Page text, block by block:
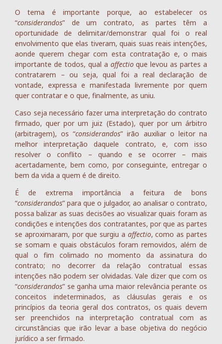
O tema é importante porque, ao estabelecer os
“considerandos” de um contrato, as partes têm a
oportunidade de delimitar/demonstrar qual foi o real
envolvimento que elas tiveram, quais suas reais intenções,
aonde querem chegar com esta contratação e, o mais
importante de todos, qual a affectioque levou as partes a
contratarem – ou seja, qual foi a real declaração de
vontade, expressa e manifestada livremente por quem
quer contratar e o que, finalmente, as uniu.
Caso seja necessário fazer uma interpretação do contrato
firmado, quer por um juiz (Estado), quer por um árbitro
(arbitragem), os “considerandos” irão auxiliar o leitor na
melhor interpretação daquele contrato, e, com isso
resolver o conflito – quando e se ocorrer – mais
acertadamente, bem como, por conseguinte, entregar o
bem da vida a quem é de direito.
É de extrema importância a feitura de bons
“considerandos” para que o julgador, ao analisar o contrato,
possa balizar as suas decisões ao visualizar quais foram as
condições e intenções dos contratantes, por que as partes
se aproximaram, por que surgiu a affectio, como as partes
se somam e quais obstáculos foram removidos, além de
qual o fim colimado no momento da assinatura do
contrato; no decorrer da relação contratual essas
intenções não podem ser olvidadas. Vale dizer que com os
“considerandos” se ganha uma maior relevância perante os
conceitos indeterminados, as cláusulas gerais e os
princípios da teoria geral dos contratos, os quais devem
ser preenchidos na interpretação contratual com as
circunstâncias que irão levar a base objetiva do negócio
jurídico a ser firmado.